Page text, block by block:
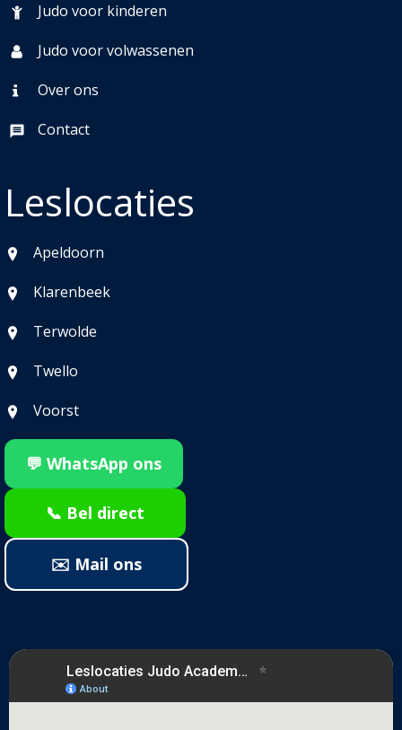
Judo voor kinderen
Judo voor volwassenen
Over ons
Contact
Leslocaties
Apeldoorn
Klarenbeek
Terwolde
Twello
Voorst
💬 WhatsApp ons
📞 Bel direct
✉️ Mail ons